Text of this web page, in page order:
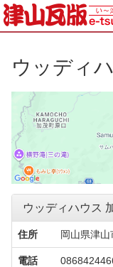
ウッディ
ウッディハウス
住所 岡山県津山
電話